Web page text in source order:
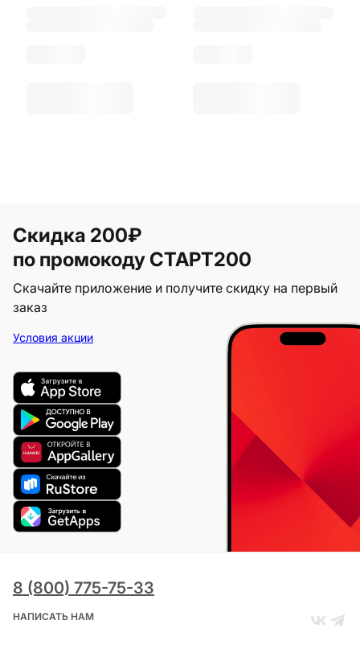
Скидка 200₽
по промокоду СТАРТ200
Скачайте приложение и получите скидку на первый
заказ
Условия акции
8 (800) 775-75-33
НАПИСАТЬ НАМ